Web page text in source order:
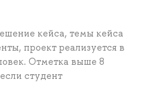
кейса, темы кейса
проект реализуется в
Отметка выше 8
студент